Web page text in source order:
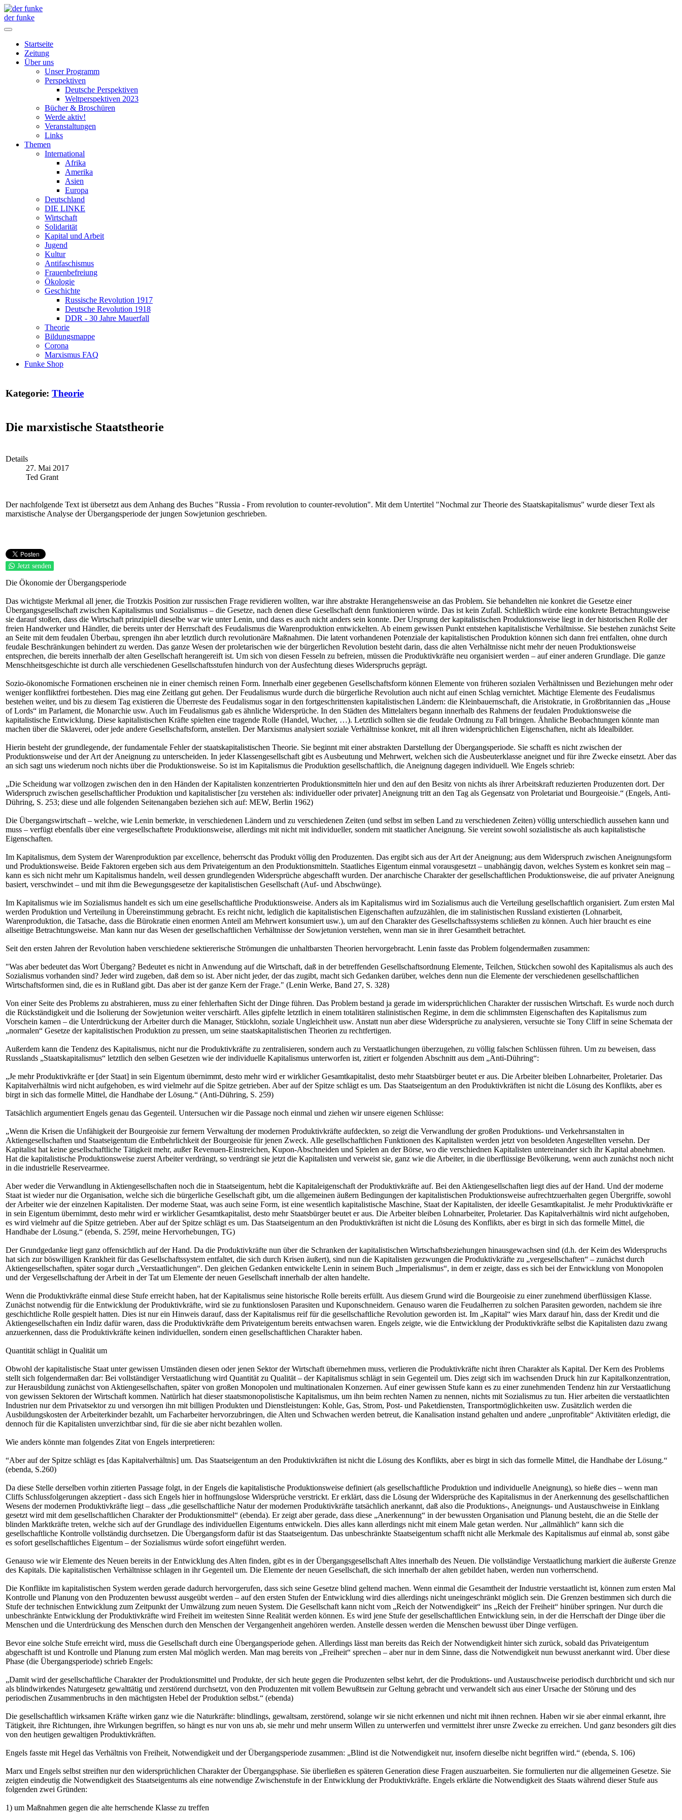
der funke
Startseite
Zeitung
Über uns
Unser Programm
Perspektiven
Deutsche Perspektiven
Weltperspektiven 2023
Bücher & Broschüren
Werde aktiv!
Veranstaltungen
Links
Themen
International
Afrika
Amerika
Asien
Europa
Deutschland
DIE LINKE
Wirtschaft
Solidarität
Kapital und Arbeit
Jugend
Kultur
Antifaschismus
Frauenbefreiung
Ökologie
Geschichte
Russische Revolution 1917
Deutsche Revolution 1918
DDR - 30 Jahre Mauerfall
Theorie
Bildungsmappe
Corona
Marxismus FAQ
Funke Shop
Kategorie: Theorie
Die marxistische Staatstheorie
Details
27. Mai 2017
Ted Grant
Der nachfolgende Text ist übersetzt aus dem Anhang des Buches "Russia - From revolution to counter-revolution". Mit dem Untertitel "Nochmal zur Theorie des Staatskapitalismus" wurde dieser Text als
marxistische Analyse der Übergangsperiode der jungen Sowjetunion geschrieben.
Jetzt senden
Die Ökonomie der Übergangsperiode
Das wichtigste Merkmal all jener, die Trotzkis Position zur russischen Frage revidieren wollten, war ihre abstrakte Herangehensweise an das Problem. Sie behandelten nie konkret die Gesetze einer
Übergangsgesellschaft zwischen Kapitalismus und Sozialismus – die Gesetze, nach denen diese Gesellschaft denn funktionieren würde. Das ist kein Zufall. Schließlich würde eine konkrete Betrachtungsweise
sie darauf stoßen, dass die Wirtschaft prinzipiell dieselbe war wie unter Lenin, und dass es auch nicht anders sein konnte. Der Ursprung der kapitalistischen Produktionsweise liegt in der historischen Rolle der
freien Handwerker und Händler, die bereits unter der Herrschaft des Feudalismus die Warenproduktion entwickelten. Ab einem gewissen Punkt entstehen kapitalistische Verhältnisse. Sie bestehen zunächst Seite
an Seite mit dem feudalen Überbau, sprengen ihn aber letztlich durch revolutionäre Maßnahmen. Die latent vorhandenen Potenziale der kapitalistischen Produktion können sich dann frei entfalten, ohne durch
feudale Beschränkungen behindert zu werden. Das ganze Wesen der proletarischen wie der bürgerlichen Revolution besteht darin, dass die alten Verhältnisse nicht mehr der neuen Produktionsweise
entsprechen, die bereits innerhalb der alten Gesellschaft herangereift ist. Um sich von diesen Fesseln zu befreien, müssen die Produktivkräfte neu organisiert werden – auf einer anderen Grundlage. Die ganze
Menschheitsgeschichte ist durch alle verschiedenen Gesellschaftsstufen hindurch von der Ausfechtung dieses Widerspruchs geprägt.
Sozio-ökonomische Formationen erscheinen nie in einer chemisch reinen Form. Innerhalb einer gegebenen Gesellschaftsform können Elemente von früheren sozialen Verhältnissen und Beziehungen mehr oder
weniger konfliktfrei fortbestehen. Dies mag eine Zeitlang gut gehen. Der Feudalismus wurde durch die bürgerliche Revolution auch nicht auf einen Schlag vernichtet. Mächtige Elemente des Feudalismus
bestehen weiter, und bis zu diesem Tag existieren die Überreste des Feudalismus sogar in den fortgeschrittensten kapitalistischen Ländern: die Kleinbauernschaft, die Aristokratie, in Großbritannien das „House
of Lords“ im Parlament, die Monarchie usw. Auch im Feudalismus gab es ähnliche Widersprüche. In den Städten des Mittelalters begann innerhalb des Rahmens der feudalen Produktionsweise die
kapitalistische Entwicklung. Diese kapitalistischen Kräfte spielten eine tragende Rolle (Handel, Wucher, …). Letztlich sollten sie die feudale Ordnung zu Fall bringen. Ähnliche Beobachtungen könnte man
machen über die Sklaverei, oder jede andere Gesellschaftsform, anstellen. Der Marxismus analysiert soziale Verhältnisse konkret, mit all ihren widersprüchlichen Eigenschaften, nicht als Idealbilder.
Hierin besteht der grundlegende, der fundamentale Fehler der staatskapitalistischen Theorie. Sie beginnt mit einer abstrakten Darstellung der Übergangsperiode. Sie schafft es nicht zwischen der
Produktionsweise und der Art der Aneignung zu unterscheiden. In jeder Klassengesellschaft gibt es Ausbeutung und Mehrwert, welchen sich die Ausbeuterklasse aneignet und für ihre Zwecke einsetzt. Aber das
an sich sagt uns wiederum noch nichts über die Produktionsweise. So ist im Kapitalismus die Produktion gesellschaftlich, die Aneignung dagegen individuell. Wie Engels schrieb:
„Die Scheidung war vollzogen zwischen den in den Händen der Kapitalisten konzentrierten Produktionsmitteln hier und den auf den Besitz von nichts als ihrer Arbeitskraft reduzierten Produzenten dort. Der
Widerspruch zwischen gesellschaftlicher Produktion und kapitalistischer [zu verstehen als: individueller oder privater] Aneignung tritt an den Tag als Gegensatz von Proletariat und Bourgeoisie.“ (Engels, Anti-
Dühring, S. 253; diese und alle folgenden Seitenangaben beziehen sich auf: MEW, Berlin 1962)
Die Übergangswirtschaft – welche, wie Lenin bemerkte, in verschiedenen Ländern und zu verschiedenen Zeiten (und selbst im selben Land zu verschiedenen Zeiten) völlig unterschiedlich aussehen kann und
muss – verfügt ebenfalls über eine vergesellschaftete Produktionsweise, allerdings mit nicht mit individueller, sondern mit staatlicher Aneignung. Sie vereint sowohl sozialistische als auch kapitalistische
Eigenschaften.
Im Kapitalismus, dem System der Warenproduktion par excellence, beherrscht das Produkt völlig den Produzenten. Das ergibt sich aus der Art der Aneignung; aus dem Widerspruch zwischen Aneignungsform
und Produktionsweise. Beide Faktoren ergeben sich aus dem Privateigentum an den Produktionsmitteln. Staatliches Eigentum einmal vorausgesetzt – unabhängig davon, welches System es konkret sein mag –
kann es sich nicht mehr um Kapitalismus handeln, weil dessen grundlegenden Widersprüche abgeschafft wurden. Der anarchische Charakter der gesellschaftlichen Produktionsweise, die auf privater Aneignung
basiert, verschwindet – und mit ihm die Bewegungsgesetze der kapitalistischen Gesellschaft (Auf- und Abschwünge).
Im Kapitalismus wie im Sozialismus handelt es sich um eine gesellschaftliche Produktionsweise. Anders als im Kapitalismus wird im Sozialismus auch die Verteilung gesellschaftlich organisiert. Zum ersten Mal
werden Produktion und Verteilung in Übereinstimmung gebracht. Es reicht nicht, lediglich die kapitalistischen Eigenschaften aufzuzählen, die im stalinistischen Russland existierten (Lohnarbeit,
Warenproduktion, die Tatsache, dass die Bürokratie einen enormen Anteil am Mehrwert konsumiert usw.), um auf den Charakter des Gesellschaftssystems schließen zu können. Auch hier braucht es eine
allseitige Betrachtungsweise. Man kann nur das Wesen der gesellschaftlichen Verhältnisse der Sowjetunion verstehen, wenn man sie in ihrer Gesamtheit betrachtet.
Seit den ersten Jahren der Revolution haben verschiedene sektiererische Strömungen die unhaltbarsten Theorien hervorgebracht. Lenin fasste das Problem folgendermaßen zusammen:
"Was aber bedeutet das Wort Übergang? Bedeutet es nicht in Anwendung auf die Wirtschaft, daß in der betreffenden Gesellschaftsordnung Elemente, Teilchen, Stückchen sowohl des Kapitalismus als auch des
Sozialismus vorhanden sind? Jeder wird zugeben, daß dem so ist. Aber nicht jeder, der das zugibt, macht sich Gedanken darüber, welches denn nun die Elemente der verschiedenen gesellschaftlichen
Wirtschaftsformen sind, die es in Rußland gibt. Das aber ist der ganze Kern der Frage." (Lenin Werke, Band 27, S. 328)
Von einer Seite des Problems zu abstrahieren, muss zu einer fehlerhaften Sicht der Dinge führen. Das Problem bestand ja gerade im widersprüchlichen Charakter der russischen Wirtschaft. Es wurde noch durch
die Rückständigkeit und die Isolierung der Sowjetunion weiter verschärft. Alles gipfelte letztlich in einem totalitären stalinistischen Regime, in dem die schlimmsten Eigenschaften des Kapitalismus zum
Vorschein kamen – die Unterdrückung der Arbeiter durch die Manager, Stücklohn, soziale Ungleichheit usw. Anstatt nun aber diese Widersprüche zu analysieren, versuchte sie Tony Cliff in seine Schemata der
„normalen“ Gesetze der kapitalistischen Produktion zu pressen, um seine staatskapitalistischen Theorien zu rechtfertigen.
Außerdem kann die Tendenz des Kapitalismus, nicht nur die Produktivkräfte zu zentralisieren, sondern auch zu Verstaatlichungen überzugehen, zu völlig falschen Schlüssen führen. Um zu beweisen, dass
Russlands „Staatskapitalismus“ letztlich den selben Gesetzen wie der individuelle Kapitalismus unterworfen ist, zitiert er folgenden Abschnitt aus dem „Anti-Dühring“:
„Je mehr Produktivkräfte er [der Staat] in sein Eigentum übernimmt, desto mehr wird er wirklicher Gesamtkapitalist, desto mehr Staatsbürger beutet er aus. Die Arbeiter bleiben Lohnarbeiter, Proletarier. Das
Kapitalverhältnis wird nicht aufgehoben, es wird vielmehr auf die Spitze getrieben. Aber auf der Spitze schlägt es um. Das Staatseigentum an den Produktivkräften ist nicht die Lösung des Konflikts, aber es
birgt in sich das formelle Mittel, die Handhabe der Lösung.“ (Anti-Dühring, S. 259)
Tatsächlich argumentiert Engels genau das Gegenteil. Untersuchen wir die Passage noch einmal und ziehen wir unsere eigenen Schlüsse:
„Wenn die Krisen die Unfähigkeit der Bourgeoisie zur fernern Verwaltung der modernen Produktivkräfte aufdeckten, so zeigt die Verwandlung der großen Produktions- und Verkehrsanstalten in
Aktiengesellschaften und Staatseigentum die Entbehrlichkeit der Bourgeoisie für jenen Zweck. Alle gesellschaftlichen Funktionen des Kapitalisten werden jetzt von besoldeten Angestellten versehn. Der
Kapitalist hat keine gesellschaftliche Tätigkeit mehr, außer Revenuen-Einstreichen, Kupon-Abschneiden und Spielen an der Börse, wo die verschiednen Kapitalisten untereinander sich ihr Kapital abnehmen.
Hat die kapitalistische Produktionsweise zuerst Arbeiter verdrängt, so verdrängt sie jetzt die Kapitalisten und verweist sie, ganz wie die Arbeiter, in die überflüssige Bevölkerung, wenn auch zunächst noch nicht
in die industrielle Reservearmee.
Aber weder die Verwandlung in Aktiengesellschaften noch die in Staatseigentum, hebt die Kapitaleigenschaft der Produktivkräfte auf. Bei den Aktiengesellschaften liegt dies auf der Hand. Und der moderne
Staat ist wieder nur die Organisation, welche sich die bürgerliche Gesellschaft gibt, um die allgemeinen äußern Bedingungen der kapitalistischen Produktionsweise aufrechtzuerhalten gegen Übergriffe, sowohl
der Arbeiter wie der einzelnen Kapitalisten. Der moderne Staat, was auch seine Form, ist eine wesentlich kapitalistische Maschine, Staat der Kapitalisten, der ideelle Gesamtkapitalist. Je mehr Produktivkräfte er
in sein Eigentum übernimmt, desto mehr wird er wirklicher Gesamtkapitalist, desto mehr Staatsbürger beutet er aus. Die Arbeiter bleiben Lohnarbeiter, Proletarier. Das Kapitalverhältnis wird nicht aufgehoben,
es wird vielmehr auf die Spitze getrieben. Aber auf der Spitze schlägt es um. Das Staatseigentum an den Produktivkräften ist nicht die Lösung des Konflikts, aber es birgt in sich das formelle Mittel, die
Handhabe der Lösung.“ (ebenda, S. 259f, meine Hervorhebungen, TG)
Der Grundgedanke liegt ganz offensichtlich auf der Hand. Da die Produktivkräfte nun über die Schranken der kapitalistischen Wirtschaftsbeziehungen hinausgewachsen sind (d.h. der Keim des Widerspruchs
hat sich zur böswilligen Krankheit für das Gesellschaftssystem entfaltet, die sich durch Krisen äußert), sind nun die Kapitalisten gezwungen die Produktivkräfte zu „vergesellschaften“ – zunächst durch
Aktiengesellschaften, später sogar durch „Verstaatlichungen“. Den gleichen Gedanken entwickelte Lenin in seinem Buch „Imperialismus“, in dem er zeigte, dass es sich bei der Entwicklung von Monopolen
und der Vergesellschaftung der Arbeit in der Tat um Elemente der neuen Gesellschaft innerhalb der alten handelte.
Wenn die Produktivkräfte einmal diese Stufe erreicht haben, hat der Kapitalismus seine historische Rolle bereits erfüllt. Aus diesem Grund wird die Bourgeoisie zu einer zunehmend überflüssigen Klasse.
Zunächst notwendig für die Entwicklung der Produktivkräfte, wird sie zu funktionslosen Parasiten und Kuponschneidern. Genauso waren die Feudalherren zu solchen Parasiten geworden, nachdem sie ihre
geschichtliche Rolle gespielt hatten. Dies ist nur ein Hinweis darauf, dass der Kapitalismus reif für die gesellschaftliche Revolution geworden ist. Im „Kapital“ wies Marx darauf hin, dass der Kredit und die
Aktiengesellschaften ein Indiz dafür waren, dass die Produktivkräfte dem Privateigentum bereits entwachsen waren. Engels zeigte, wie die Entwicklung der Produktivkräfte selbst die Kapitalisten dazu zwang
anzuerkennen, dass die Produktivkräfte keinen individuellen, sondern einen gesellschaftlichen Charakter haben.
Quantität schlägt in Qualität um
Obwohl der kapitalistische Staat unter gewissen Umständen diesen oder jenen Sektor der Wirtschaft übernehmen muss, verlieren die Produktivkräfte nicht ihren Charakter als Kapital. Der Kern des Problems
stellt sich folgendermaßen dar: Bei vollständiger Verstaatlichung wird Quantität zu Qualität – der Kapitalismus schlägt in sein Gegenteil um. Dies zeigt sich im wachsenden Druck hin zur Kapitalkonzentration,
zur Herausbildung zunächst von Aktiengesellschaften, später von großen Monopolen und multinationalen Konzernen. Auf einer gewissen Stufe kann es zu einer zunehmenden Tendenz hin zur Verstaatlichung
von gewissen Sektoren der Wirtschaft kommen. Natürlich hat dieser staatsmonopolistische Kapitalismus, um ihn beim rechten Namen zu nennen, nichts mit Sozialismus zu tun. Hier arbeiten die verstaatlichten
Industrien nur dem Privatsektor zu und versorgen ihn mit billigen Produkten und Dienstleistungen: Kohle, Gas, Strom, Post- und Paketdiensten, Transportmöglichkeiten usw. Zusätzlich werden die
Ausbildungskosten der Arbeiterkinder bezahlt, um Facharbeiter hervorzubringen, die Alten und Schwachen werden betreut, die Kanalisation instand gehalten und andere „unprofitable“ Aktivitäten erledigt, die
dennoch für die Kapitalisten unverzichtbar sind, für die sie aber nicht bezahlen wollen.
Wie anders könnte man folgendes Zitat von Engels interpretieren:
“Aber auf der Spitze schlägt es [das Kapitalverhältnis] um. Das Staatseigentum an den Produktivkräften ist nicht die Lösung des Konflikts, aber es birgt in sich das formelle Mittel, die Handhabe der Lösung.“
(ebenda, S.260)
Da diese Stelle derselben vorhin zitierten Passage folgt, in der Engels die kapitalistische Produktionsweise definiert (als gesellschaftliche Produktion und individuelle Aneignung), so hieße dies – wenn man
Cliffs Schlussfolgerungen akzeptiert - dass sich Engels hier in hoffnungslose Widersprüche verstrickt. Er erklärt, dass die Lösung der Widersprüche des Kapitalismus in der Anerkennung des gesellschaftlichen
Wesens der modernen Produktivkräfte liegt – dass „die gesellschaftliche Natur der modernen Produktivkräfte tatsächlich anerkannt, daß also die Produktions-, Aneignungs- und Austauschweise in Einklang
gesetzt wird mit dem gesellschaftlichen Charakter der Produktionsmittel“ (ebenda). Er zeigt aber gerade, dass diese „Anerkennung“ in der bewussten Organisation und Planung besteht, die an die Stelle der
blinden Marktkräfte treten, welche sich auf der Grundlage des individuellen Eigentums entwickeln. Dies alles kann allerdings nicht mit einem Male getan werden. Nur „allmählich“ kann sich die
gesellschaftliche Kontrolle vollständig durchsetzen. Die Übergangsform dafür ist das Staatseigentum. Das unbeschränkte Staatseigentum schafft nicht alle Merkmale des Kapitalismus auf einmal ab, sonst gäbe
es sofort gesellschaftliches Eigentum – der Sozialismus würde sofort eingeführt werden.
Genauso wie wir Elemente des Neuen bereits in der Entwicklung des Alten finden, gibt es in der Übergangsgesellschaft Altes innerhalb des Neuen. Die vollständige Verstaatlichung markiert die äußerste Grenze
des Kapitals. Die kapitalistischen Verhältnisse schlagen in ihr Gegenteil um. Die Elemente der neuen Gesellschaft, die sich innerhalb der alten gebildet haben, werden nun vorherrschend.
Die Konflikte im kapitalistischen System werden gerade dadurch hervorgerufen, dass sich seine Gesetze blind geltend machen. Wenn einmal die Gesamtheit der Industrie verstaatlicht ist, können zum ersten Mal
Kontrolle und Planung von den Produzenten bewusst ausgeübt werden – auf den ersten Stufen der Entwicklung wird dies allerdings nicht uneingeschränkt möglich sein. Die Grenzen bestimmen sich durch die
Stufe der technischen Entwicklung zum Zeitpunkt der Umwälzung zum neuen System. Die Gesellschaft kann nicht vom „Reich der Notwendigkeit“ ins „Reich der Freiheit“ hinüber springen. Nur durch die
unbeschränkte Entwicklung der Produktivkräfte wird Freiheit im weitesten Sinne Realität werden können. Es wird jene Stufe der gesellschaftlichen Entwicklung sein, in der die Herrschaft der Dinge über die
Menschen und die Unterdrückung des Menschen durch den Menschen der Vergangenheit angehören werden. Anstelle dessen werden die Menschen bewusst über Dinge verfügen.
Bevor eine solche Stufe erreicht wird, muss die Gesellschaft durch eine Übergangsperiode gehen. Allerdings lässt man bereits das Reich der Notwendigkeit hinter sich zurück, sobald das Privateigentum
abgeschafft ist und Kontrolle und Planung zum ersten Mal möglich werden. Man mag bereits von „Freiheit“ sprechen – aber nur in dem Sinne, dass die Notwendigkeit nun bewusst anerkannt wird. Über diese
Phase (die Übergangsperiode) schrieb Engels:
„Damit wird der gesellschaftliche Charakter der Produktionsmittel und Produkte, der sich heute gegen die Produzenten selbst kehrt, der die Produktions- und Austauschweise periodisch durchbricht und sich nur
als blindwirkendes Naturgesetz gewalttätig und zerstörend durchsetzt, von den Produzenten mit vollem Bewußtsein zur Geltung gebracht und verwandelt sich aus einer Ursache der Störung und des
periodischen Zusammenbruchs in den mächtigsten Hebel der Produktion selbst.“ (ebenda)
Die gesellschaftlich wirksamen Kräfte wirken ganz wie die Naturkräfte: blindlings, gewaltsam, zerstörend, solange wir sie nicht erkennen und nicht mit ihnen rechnen. Haben wir sie aber einmal erkannt, ihre
Tätigkeit, ihre Richtungen, ihre Wirkungen begriffen, so hängt es nur von uns ab, sie mehr und mehr unserm Willen zu unterwerfen und vermittelst ihrer unsre Zwecke zu erreichen. Und ganz besonders gilt dies
von den heutigen gewaltigen Produktivkräften.
Engels fasste mit Hegel das Verhältnis von Freiheit, Notwendigkeit und der Übergangsperiode zusammen: „Blind ist die Notwendigkeit nur, insofern dieselbe nicht begriffen wird.“ (ebenda, S. 106)
Marx und Engels selbst streiften nur den widersprüchlichen Charakter der Übergangsphase. Sie überließen es späteren Generation diese Fragen auszuarbeiten. Sie formulierten nur die allgemeinen Gesetze. Sie
zeigten eindeutig die Notwendigkeit des Staatseigentums als eine notwendige Zwischenstufe in der Entwicklung der Produktivkräfte. Engels erklärte die Notwendigkeit des Staats während dieser Stufe aus
folgenden zwei Gründen:
1) um Maßnahmen gegen die alte herrschende Klasse zu treffen